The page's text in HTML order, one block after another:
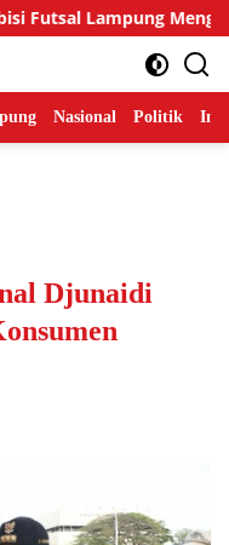
Mengakhiri
Nasional Politik
Djunaidi